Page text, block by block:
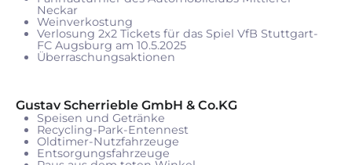
Neckar
Weinverkostung
Verlosung 2x2 Tickets für das Spiel VfB Stuttgart-
FC Augsburg am 10.5.2025
Überraschungsaktionen
Gustav Scherrieble GmbH & Co.KG
Speisen und Getränke
Recycling-Park-Entennest
Oldtimer-Nutzfahrzeuge
Entsorgungsfahrzeuge